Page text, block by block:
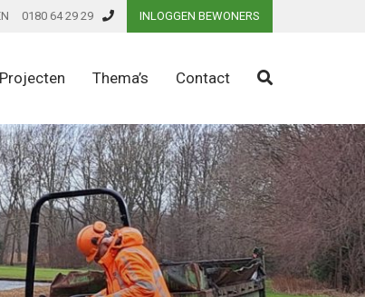
0180 64 29 29 INLOGGEN BEWONERS
Projecten Thema’s Contact